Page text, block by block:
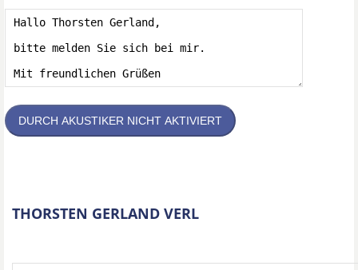
DURCH AKUSTIKER NICHT AKTIVIERT
THORSTEN GERLAND VERL